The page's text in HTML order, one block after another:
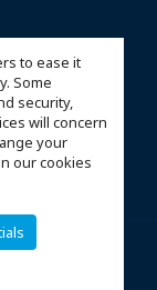
to ease it
Some
security,
will concern
your
our cookies